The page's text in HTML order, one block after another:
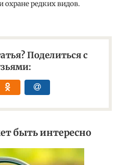
редких видов.
Поделиться с
быть интересно